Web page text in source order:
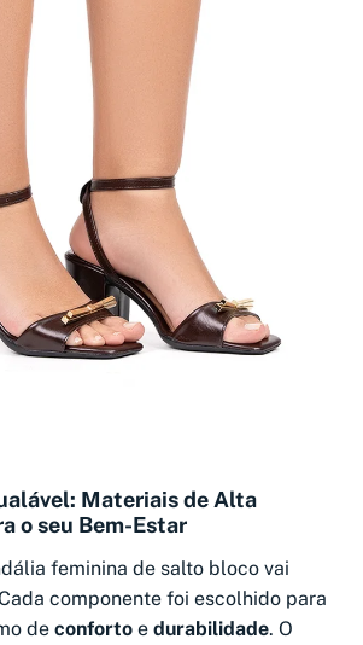
Materiais de Alta
o seu Bem-Estar
feminina de salto bloco vai
componente foi escolhido para
de conforto e durabilidade. O